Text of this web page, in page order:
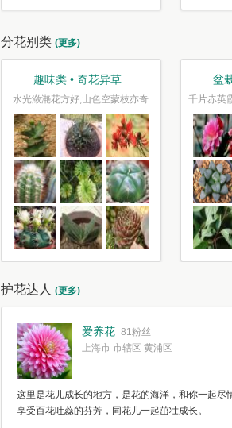
分花别类 (更多)
趣味类 • 奇花异草
水光潋滟花方好,山色空蒙枝亦奇
盆
千片赤英
护花达人 (更多)
爱养花 81粉丝
上海市 市辖区 黄浦区
这里是花儿成长的地方，是花的海洋，和你一起尽
享受百花吐蕊的芬芳，同花儿一起茁壮成长。